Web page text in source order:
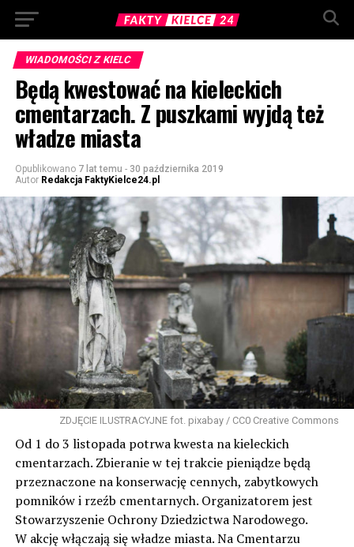
WIADOMOŚCI Z KIELC
Będą kwestować na kieleckich
cmentarzach. Z puszkami wyjdą też
władze miasta
Opublikowano 7 lat temu - 30 października 2019
Autor Redakcja FaktyKielce24.pl
ZDJĘCIE ILUSTRACYJNE fot. pixabay / CC0 Creative Commons
Od 1 do 3 listopada potrwa kwesta na kieleckich
cmentarzach. Zbieranie w tej trakcie pieniądze będą
przeznaczone na konserwację cennych, zabytkowych
pomników i rzeźb cmentarnych. Organizatorem jest
Stowarzyszenie Ochrony Dziedzictwa Narodowego.
W akcję włączają się władze miasta. Na Cmentarzu